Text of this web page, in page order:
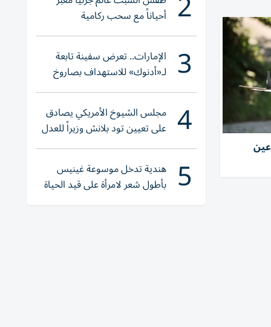
أحياناً مع سحب ركامية
3 الإمارات.. تعرض سفينة تابعة
لـ«أدنوك» للاستهداف بصاروخ
أثناء عبورها «هرمز»
4 مجلس الشيوخ الأمريكي يصادق
على تعيين تود بلانش وزيراً للعدل
5 هندية تدخل موسوعة غينيس
بأطول شعر لامرأة على قيد الحياة